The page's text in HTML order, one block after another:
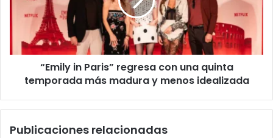
temporada
más
idealizada
“Emily in Paris” regresa con una quinta
temporada más madura y menos idealizada
Publicaciones relacionadas